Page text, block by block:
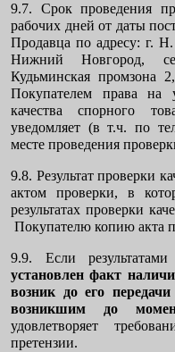
9.7. Срок проведения
рабочих дней от даты
Продавца по адресу: г.
Нижний Новгород,
Кудьминская
Покупателем права на
качества спорного
уведомляет (в т.ч. по
месте проведения
9.8. Результат проверки
актом проверки, в
результатах проверки
Покупателю копию акта
9.9. Если результатами
установлен факт
возник до его
возникшим до
удовлетворяет
претензии.